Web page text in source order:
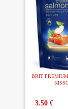
BRIT
3.50€